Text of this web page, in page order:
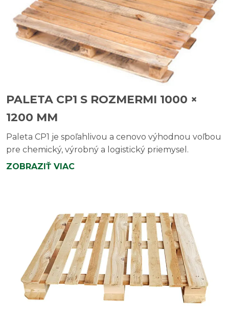
PALETA CP1 S ROZMERMI 1000 ×
1200 MM
Paleta CP1 je spoľahlivou a cenovo výhodnou voľbou
pre chemický, výrobný a logistický priemysel.
ZOBRAZIŤ VIAC